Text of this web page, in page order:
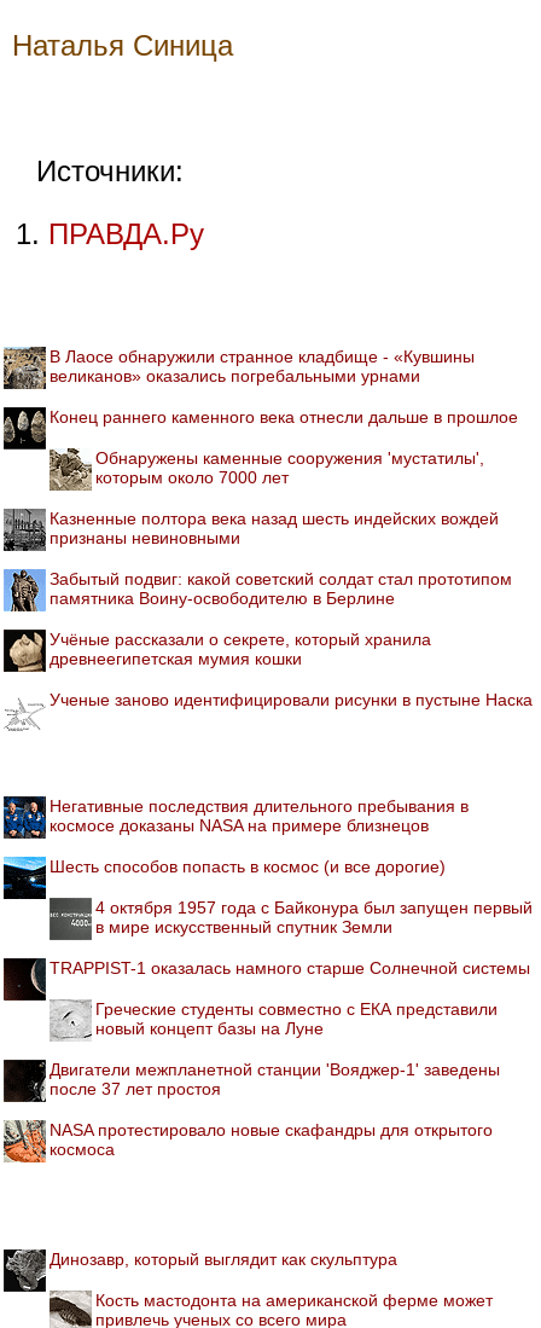
Наталья Синица
Источники:
ПРАВДА.Ру
В Лаосе обнаружили странное кладбище - «Кувшины
великанов» оказались погребальными урнами
Конец раннего каменного века отнесли дальше в прошлое
Обнаружены каменные сооружения 'мустатилы',
которым около 7000 лет
Казненные полтора века назад шесть индейских вождей
признаны невиновными
Забытый подвиг: какой советский солдат стал прототипом
памятника Воину-освободителю в Берлине
Учёные рассказали о секрете, который хранила
древнеегипетская мумия кошки
Ученые заново идентифицировали рисунки в пустыне Наска
Негативные последствия длительного пребывания в
космосе доказаны NASA на примере близнецов
Шесть способов попасть в космос (и все дорогие)
4 октября 1957 года с Байконура был запущен первый
в мире искусственный спутник Земли
TRAPPIST-1 оказалась намного старше Солнечной системы
Греческие студенты совместно с ЕКА представили
новый концепт базы на Луне
Двигатели межпланетной станции 'Вояджер-1' заведены
после 37 лет простоя
NASA протестировало новые скафандры для открытого
космоса
Динозавр, который выглядит как скульптура
Кость мастодонта на американской ферме может
привлечь ученых со всего мира